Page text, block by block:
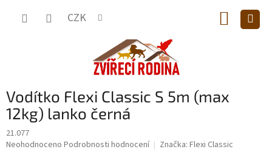
CZK
KOŠÍK
Vodítko Flexi Classic S 5m (max
12kg) lanko černá
21.077
Průměrné
Neohodnoceno Podrobnosti hodnocení Značka: Flexi Classic